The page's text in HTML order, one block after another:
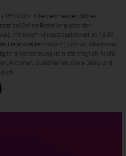
16:00 Uhr in teilnehmenden Stores
bei Online-Bestellung über den
mit einem Mindestbestellwert ab 12,99
Lieferstrecke möglich) und vor Abschluss
Verrechnung ist nicht möglich. Nicht
Aktionen, Gutscheinen sowie Deals und